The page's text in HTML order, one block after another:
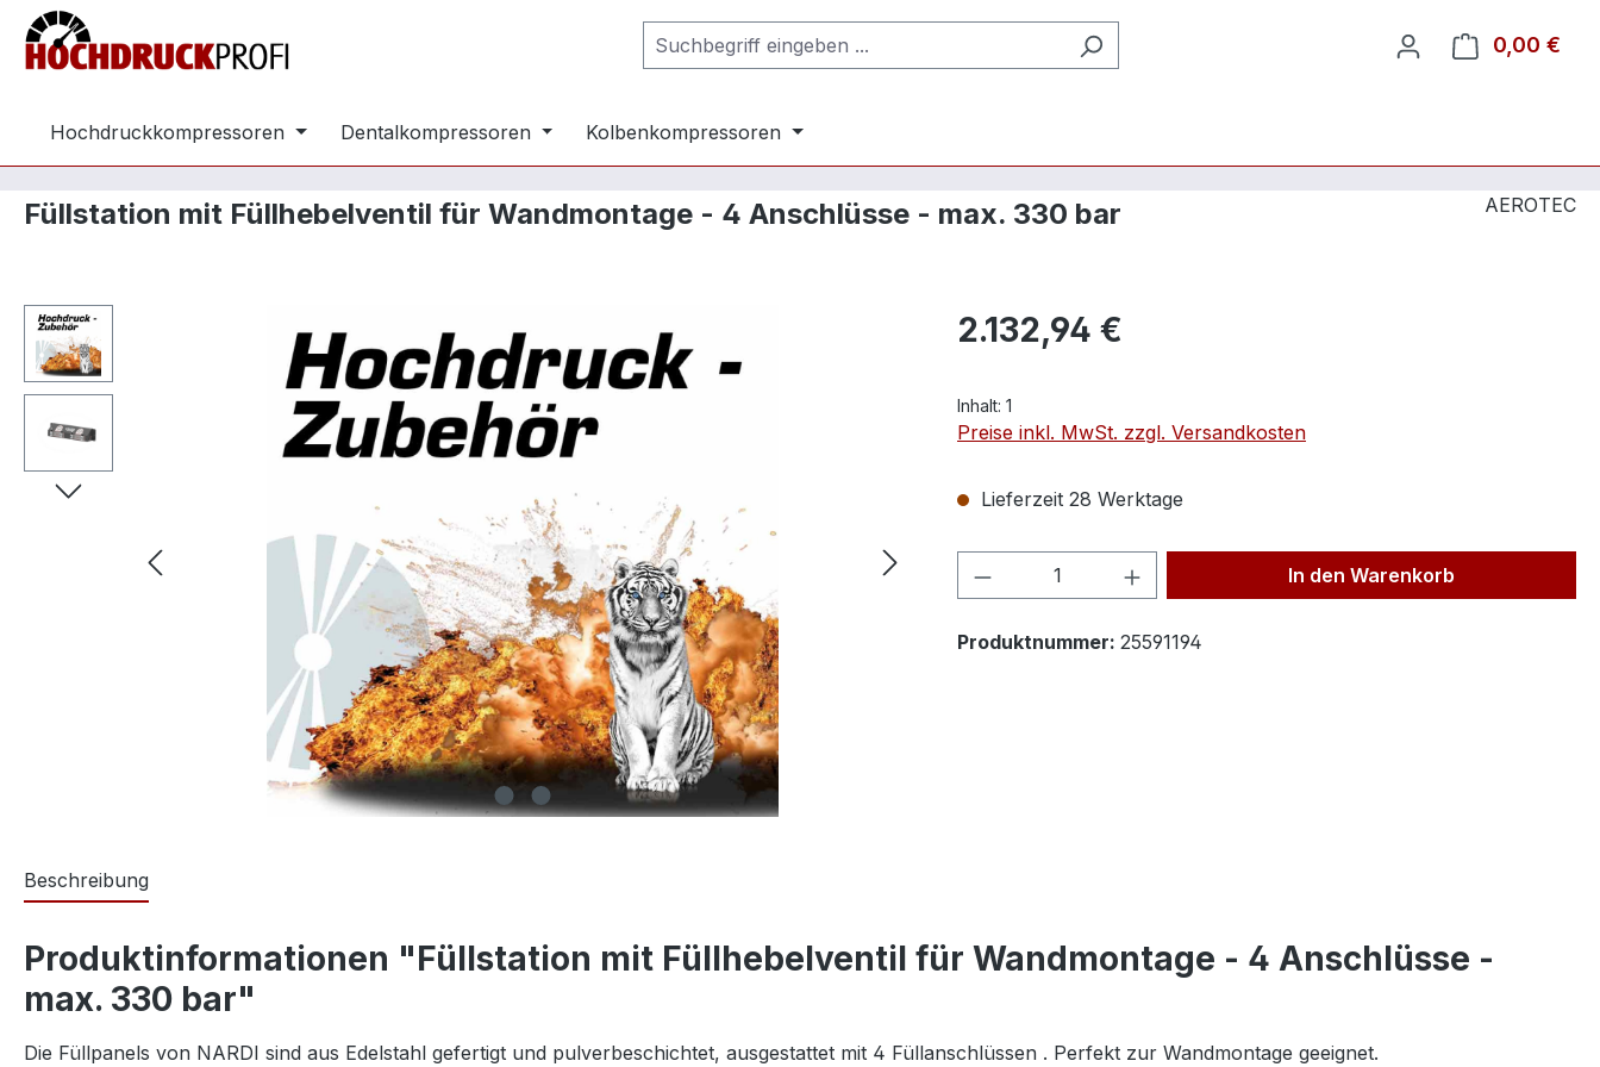
Hauptinhalt springen
Zur Suche springen
Zur Hauptnavigation springen
0,00 €
Hochdruckkompressoren Dentalkompressoren Kolbenkompressoren
Füllstation mit Füllhebelventil für Wandmontage - 4 Anschlüsse - max. 330 bar AEROTEC
Bildergalerie überspringen 2.132,94 €
Inhalt: 1
Preise inkl. MwSt. zzgl. Versandkosten
Lieferzeit 28 Werktage
Produkt Anzahl: Gib den gewünschten Wert
In den Warenkorb
Produktnummer: 25591194
Beschreibung
Produktinformationen "Füllstation mit Füllhebelventil für Wandmontage - 4 Anschlüsse -
max. 330 bar"
Die Füllpanels von NARDI sind aus Edelstahl gefertigt und pulverbeschichtet, ausgestattet mit 4 Füllanschlüssen . Perfekt zur Wandmontage geeignet.